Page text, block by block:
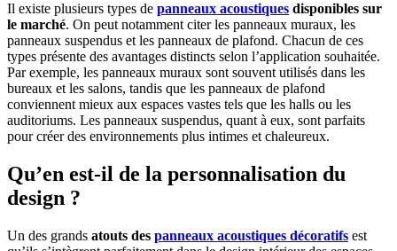
Il existe plusieurs types de panneaux acoustiques disponibles sur
le marché. On peut notamment citer les panneaux muraux, les
panneaux suspendus et les panneaux de plafond. Chacun de ces
types présente des avantages distincts selon l’application souhaitée.
Par exemple, les panneaux muraux sont souvent utilisés dans les
bureaux et les salons, tandis que les panneaux de plafond
conviennent mieux aux espaces vastes tels que les halls ou les
auditoriums. Les panneaux suspendus, quant à eux, sont parfaits
pour créer des environnements plus intimes et chaleureux.
Qu’en est-il de la personnalisation du
design ?
Un des grands atouts des panneaux acoustiques décoratifs est